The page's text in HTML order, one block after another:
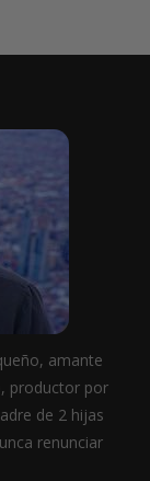
amante
productor por
de 2 hijas
renunciar